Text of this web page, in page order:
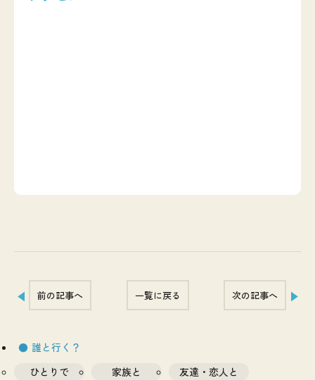
誰と行く？
ひとりで
家族と 友達・恋人と
前の記事へ 一覧に戻る 次の記事へ